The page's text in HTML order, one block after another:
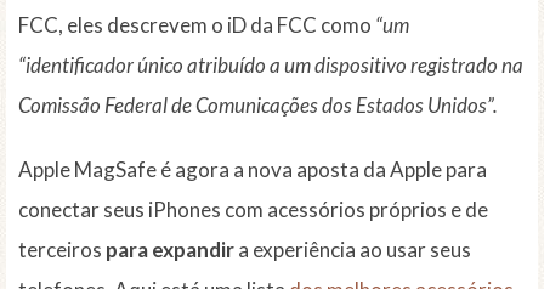
FCC, eles descrevem o iD da FCC como “um
“identificador único atribuído a um dispositivo registrado na
Comissão Federal de Comunicações dos Estados Unidos”.
Apple MagSafe é agora a nova aposta da Apple para
conectar seus iPhones com acessórios próprios e de
terceiros para expandira experiência ao usar seus